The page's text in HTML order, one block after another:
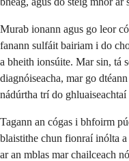
Murab ionann agus go leor
fanann sulfáit bairiam i do
a bheith ionsúite. Mar sin, tá
diagnóiseacha, mar go
nádúrtha trí do ghluaiseachtaí
Tagann an cógas i bhfoirm
blaistithe chun fionraí inólta
ar an mblas mar chailceach